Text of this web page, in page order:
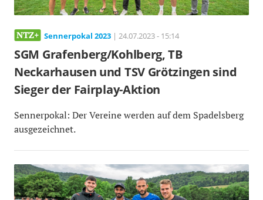
Sennerpokal 2023 | 24.07.2023 - 15:14
SGM Grafenberg/Kohlberg, TB
Neckarhausen und TSV Grötzingen sind
Sieger der Fairplay-Aktion
Sennerpokal: Der Vereine werden auf dem Spadelsberg
ausgezeichnet.